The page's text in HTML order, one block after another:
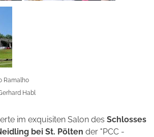
Ramalho
Habl
im exquisiten Salon des Schlosses
bei St. Pölten der "PCC -